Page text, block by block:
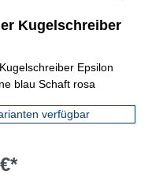
Kugelschreiber
Epsilon
blau Schaft rosa
verfügbar